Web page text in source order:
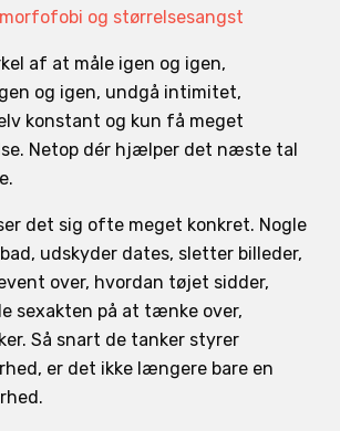
og størrelsesangst
af at måle igen og igen,
og igen, undgå intimitet,
konstant og kun få meget
Netop dér hjælper det næste tal
det sig ofte meget konkret. Nogle
udskyder dates, sletter billeder,
over, hvordan tøjet sidder,
sexakten på at tænke over,
Så snart de tanker styrer
er det ikke længere bare en